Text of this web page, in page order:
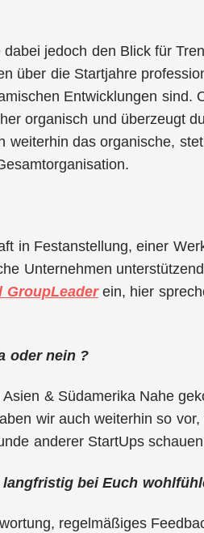
jedoch den Blick für
über die Startjahre
Entwicklungen sind.
organisch und überzeugt
weiterhin das organische,
in Festanstellung, einer
Unternehmen
GroupLeaderein, hier
oder nein ?
& Südamerika Nahe
wir auch weiterhin so vor,
anderer StartUps
bei Euch
regelmäßiges